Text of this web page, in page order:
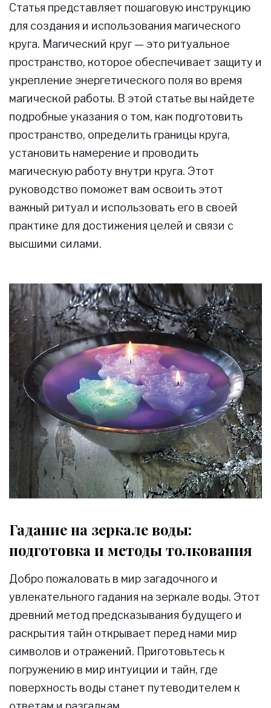
Статья представляет пошаговую инструкцию
для создания и использования магического
круга. Магический круг — это ритуальное
пространство, которое обеспечивает защиту и
укрепление энергетического поля во время
магической работы. В этой статье вы найдете
подробные указания о том, как подготовить
пространство, определить границы круга,
установить намерение и проводить
магическую работу внутри круга. Этот
руководство поможет вам освоить этот
важный ритуал и использовать его в своей
практике для достижения целей и связи с
высшими силами.
Гадание на зеркале воды:
подготовка и методы толкования
Добро пожаловать в мир загадочного и
увлекательного гадания на зеркале воды. Этот
древний метод предсказывания будущего и
раскрытия тайн открывает перед нами мир
символов и отражений. Приготовьтесь к
погружению в мир интуиции и тайн, где
поверхность воды станет путеводителем к